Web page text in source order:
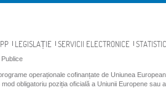
LEGISLAȚIE SERVICII ELECTRONICE
operaționale cofinanțate de Uniunea
obligatoriu poziția oficială a Uniunii Europene sau